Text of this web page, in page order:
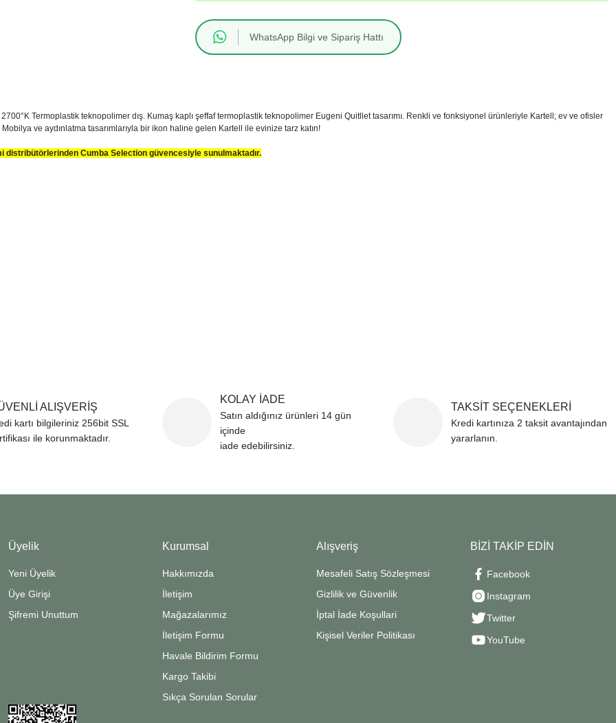
WhatsApp Bilgi ve Sipariş Hattı
Termoplastik teknopolimer dış. Kumaş kaplı şeffaf termoplastik teknopolimer Eugeni Quitllet tasarımı. Renkli ve fonksiyonel ürünleriyle Kartell; ev ve ofisler
Mobilya ve aydınlatma tasarımlarıyla bir ikon haline gelen Kartell ile evinize tarz katın!
distribütörlerinden Cumba Selection güvencesiyle sunulmaktadır.
ALIŞVERİŞ
kartı bilgileriniz 256bit SSL
ile korunmaktadır.
KOLAY İADE
Satın aldığınız ürünleri 14 gün
içinde
iade edebilirsiniz.
TAKSİT SEÇENEKLERİ
Kredi kartınıza 2 taksit avantajından
yararlanın.
Üyelik
Yeni Üyelik
Üye Girişi
Şifremi Unuttum
Kurumsal
Hakkımızda
İletişim
Mağazalarımız
İletişim Formu
Havale Bildirim Formu
Kargo Takibi
Sıkça Sorulan Sorular
Alışveriş
Mesafeli Satış Sözleşmesi
Gizlilik ve Güvenlik
İptal İade Koşullari
Kişisel Veriler Politikası
BİZİ TAKİP EDİN
Facebook
Instagram
Twitter
YouTube